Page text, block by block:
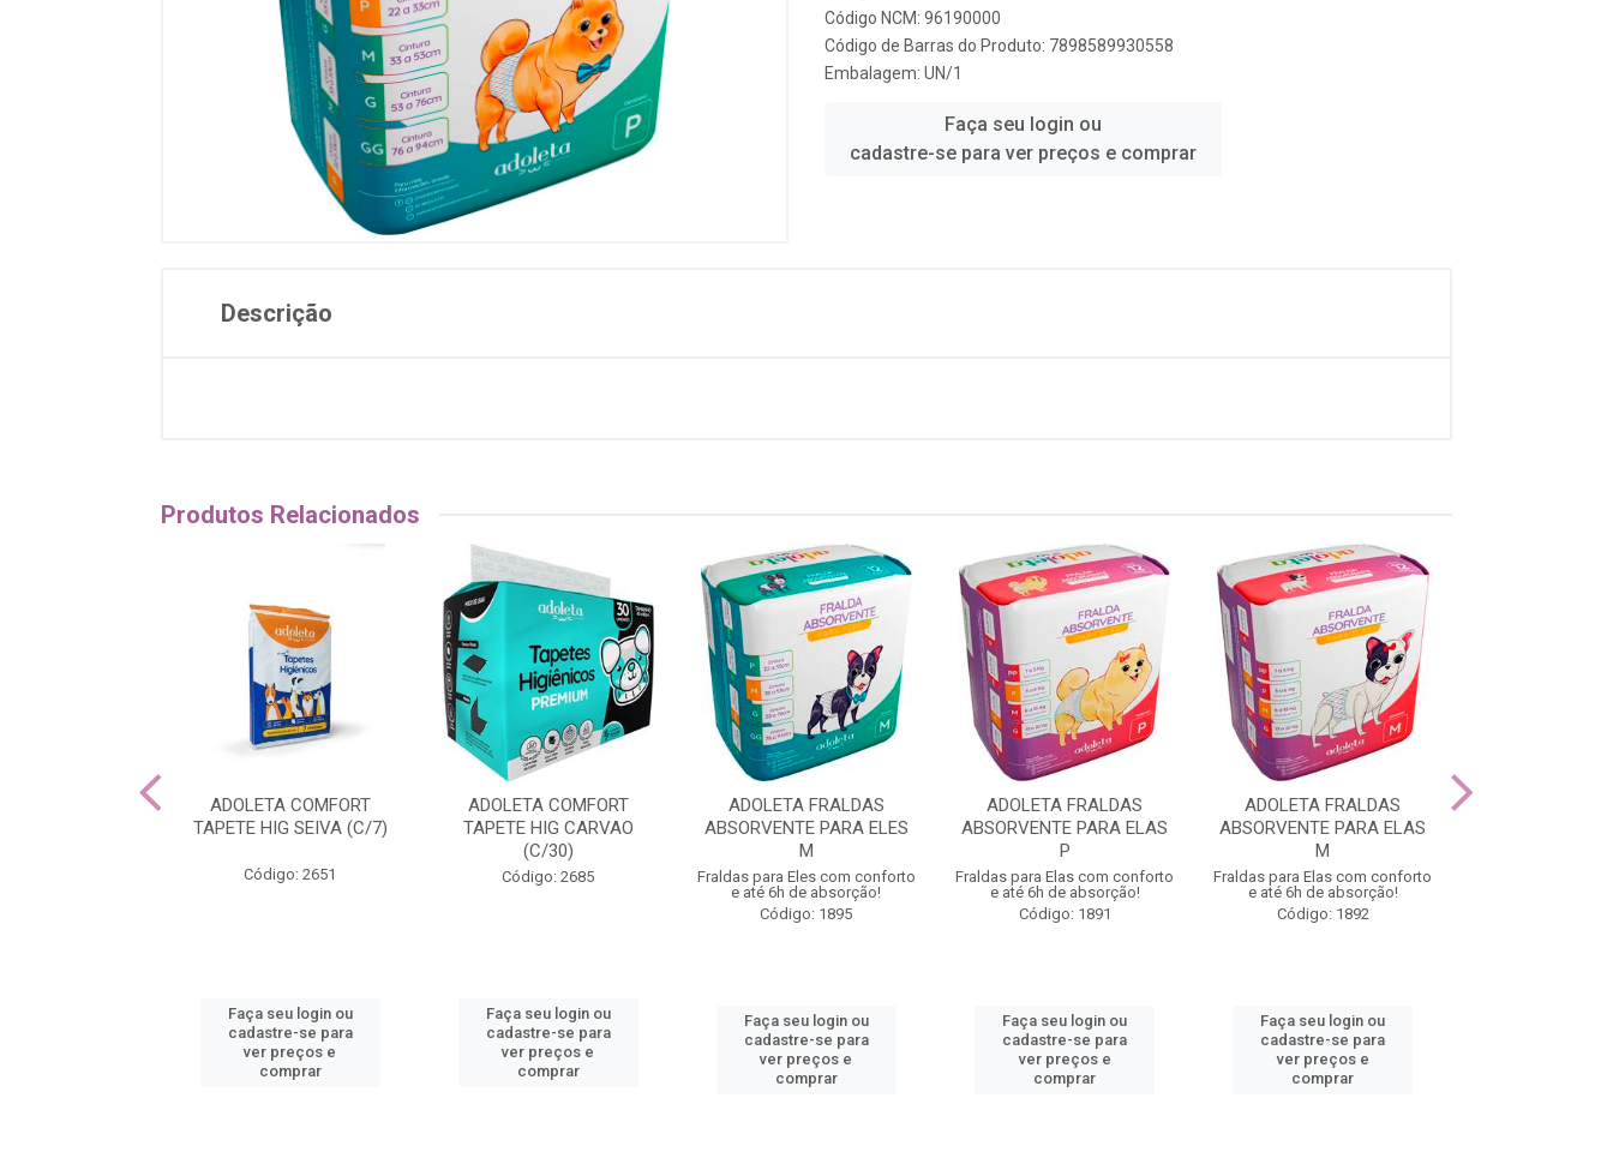
Código NCM: 96190000
Código de Barras do Produto: 7898589930558
Embalagem: UN/1
Faça seu login ou
cadastre-se para ver preços e comprar
Descrição
Produtos Relacionados
ADOLETA COMFORT
TAPETE HIG SEIVA (C/7)
Código: 2651
Faça seu login ou
cadastre-se para
ver preços e
comprar
ADOLETA COMFORT
TAPETE HIG CARVAO
(C/30)
Código: 2685
Faça seu login ou
cadastre-se para
ver preços e
comprar
ADOLETA FRALDAS
ABSORVENTE PARA ELES
M
Fraldas para Eles com conforto
e até 6h de absorção!
Código: 1895
Faça seu login ou
cadastre-se para
ver preços e
comprar
ADOLETA FRALDAS
ABSORVENTE PARA ELAS
P
Fraldas para Elas com conforto
e até 6h de absorção!
Código: 1891
Faça seu login ou
cadastre-se para
ver preços e
comprar
ADOLETA FRALDAS
ABSORVENTE PARA ELAS
M
Fraldas para Elas com conforto
e até 6h de absorção!
Código: 1892
Faça seu login ou
cadastre-se para
ver preços e
comprar